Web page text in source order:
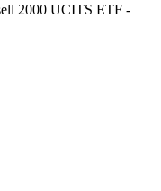
2000 UCITS ETF -